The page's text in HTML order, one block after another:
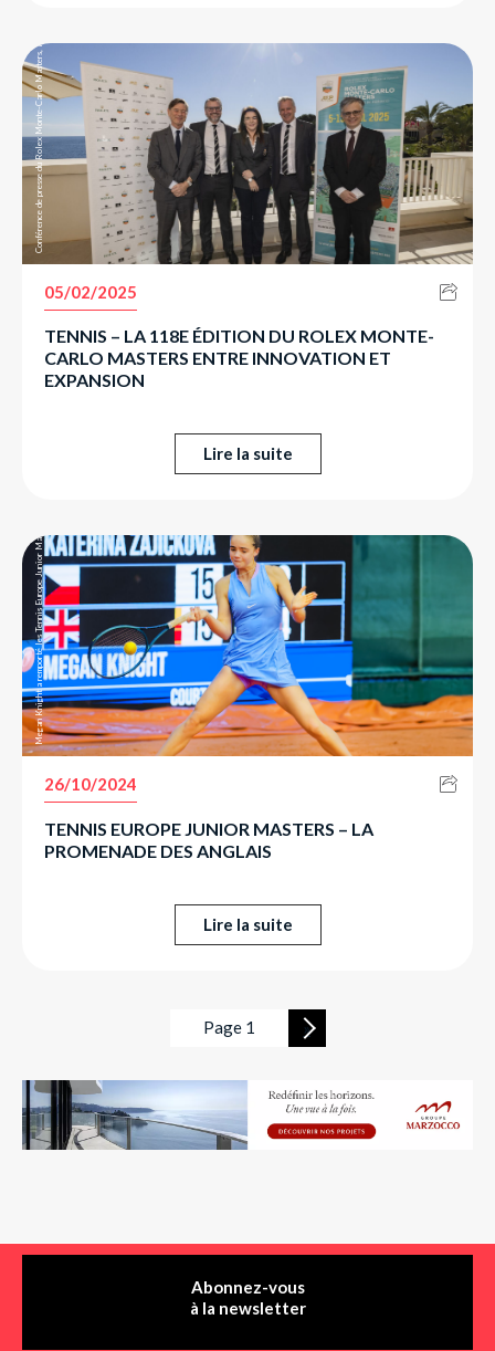
Conférence de presse du Rolex Monte-Carlo Masters, le 5 février.
05/02/2025
TENNIS – LA 118E ÉDITION DU ROLEX MONTE-
CARLO MASTERS ENTRE INNOVATION ET
EXPANSION
Lire la suite
Megan Knight a remporté les Tennis Europe Junior Masters en U14.
26/10/2024
TENNIS EUROPE JUNIOR MASTERS – LA
PROMENADE DES ANGLAIS
Lire la suite
Page 1 »
Abonnez-vous
à la newsletter